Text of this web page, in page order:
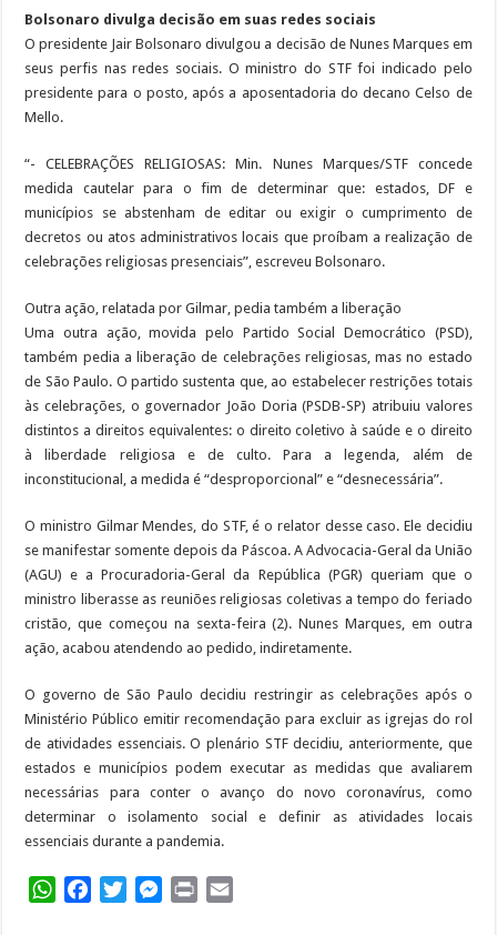
Bolsonaro divulga decisão em suas redes sociais
O presidente Jair Bolsonaro divulgou a decisão de Nunes Marques em
seus perfis nas redes sociais. O ministro do STF foi indicado pelo
presidente para o posto, após a aposentadoria do decano Celso de
Mello.
“- CELEBRAÇÕES RELIGIOSAS: Min. Nunes Marques/STF concede
medida cautelar para o fim de determinar que: estados, DF e
municípios se abstenham de editar ou exigir o cumprimento de
decretos ou atos administrativos locais que proíbam a realização de
celebrações religiosas presenciais”, escreveu Bolsonaro.
Outra ação, relatada por Gilmar, pedia também a liberação
Uma outra ação, movida pelo Partido Social Democrático (PSD),
também pedia a liberação de celebrações religiosas, mas no estado
de São Paulo. O partido sustenta que, ao estabelecer restrições totais
às celebrações, o governador João Doria (PSDB-SP) atribuiu valores
distintos a direitos equivalentes: o direito coletivo à saúde e o direito
à liberdade religiosa e de culto. Para a legenda, além de
inconstitucional, a medida é “desproporcional” e “desnecessária”.
O ministro Gilmar Mendes, do STF, é o relator desse caso. Ele decidiu
se manifestar somente depois da Páscoa. A Advocacia-Geral da União
(AGU) e a Procuradoria-Geral da República (PGR) queriam que o
ministro liberasse as reuniões religiosas coletivas a tempo do feriado
cristão, que começou na sexta-feira (2). Nunes Marques, em outra
ação, acabou atendendo ao pedido, indiretamente.
O governo de São Paulo decidiu restringir as celebrações após o
Ministério Público emitir recomendação para excluir as igrejas do rol
de atividades essenciais. O plenário STF decidiu, anteriormente, que
estados e municípios podem executar as medidas que avaliarem
necessárias para conter o avanço do novo coronavírus, como
determinar o isolamento social e definir as atividades locais
essenciais durante a pandemia.
WhatsAppFacebookTwitterMessenger
Print